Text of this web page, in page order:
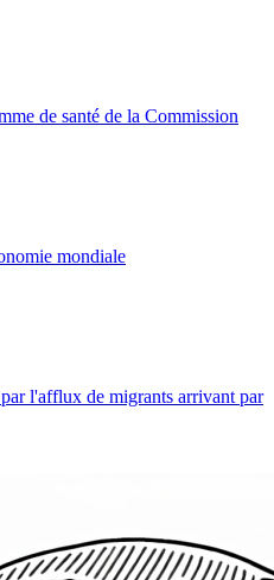
de santé de la Commission
mondiale
l'afflux de migrants arrivant par